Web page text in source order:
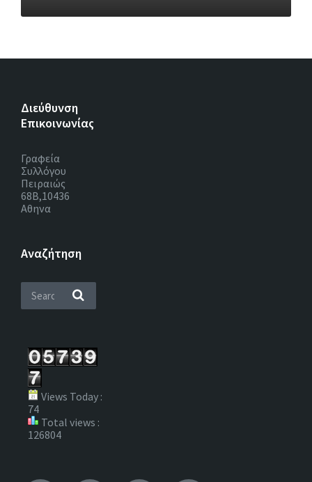
Διεύθυνση
Επικοινωνίας
Γραφεία
Συλλόγου
Πειραιώς
68Β,10436
Αθηνα
Αναζήτηση
Views Today :
74
Total views :
126804